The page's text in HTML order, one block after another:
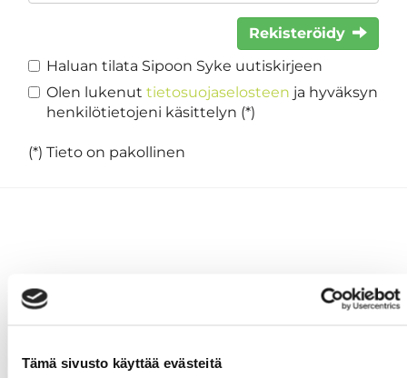
Tämä sivusto käyttää evästeitä
Rekisteröidy
Haluan tilata Sipoon Syke uutiskirjeen
Olen lukenut tietosuojaselosteen ja hyväksyn
henkilötietojeni käsittelyn (*)
(*) Tieto on pakollinen